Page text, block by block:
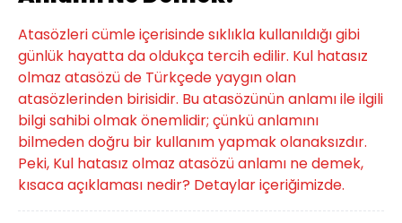
Atasözleri cümle içerisinde sıklıkla kullanıldığı gibi
günlük hayatta da oldukça tercih edilir. Kul hatasız
olmaz atasözü de Türkçede yaygın olan
atasözlerinden birisidir. Bu atasözünün anlamı ile ilgili
bilgi sahibi olmak önemlidir; çünkü anlamını
bilmeden doğru bir kullanım yapmak olanaksızdır.
Peki, Kul hatasız olmaz atasözü anlamı ne demek,
kısaca açıklaması nedir? Detaylar içeriğimizde.